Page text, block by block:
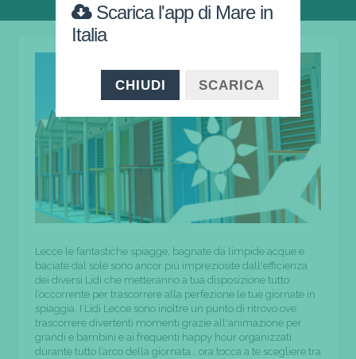
Lecce le fantastiche spiagge, bagnate da limpide acque e
baciate dal sole sono ancor più impreziosite dall'efficienza
dei diversi Lidi che metteranno a tua disposizione tutto
l’occorrente per trascorrere alla perfezione le tue giornate in
spiaggia. I Lidi Lecce sono inoltre un punto di ritrovo ove
trascorrere divertenti momenti grazie all'animazione per
grandi e bambini e ai frequenti happy hour organizzati
durante tutto l’arco della giornata… ora tocca a te scegliere tra
Scarica l'app di Mare in
Italia
CHIUDI SCARICA